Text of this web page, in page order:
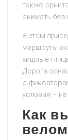
также
снимать без
В этом
маршруты
хищные
Дорога
с
условия –
Как